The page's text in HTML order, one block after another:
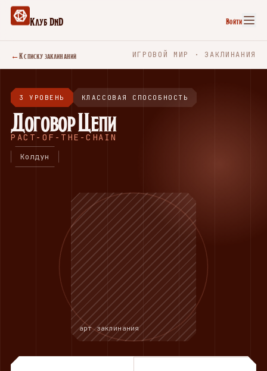
Клуб DnD Войти
←К списку заклинаний ИГРОВОЙ МИР · ЗАКЛИНАНИЯ
3 УРОВЕНЬ КЛАССОВАЯ СПОСОБНОСТЬ
Договор Цепи
PACT-OF-THE-CHAIN
Колдун
арт заклинания